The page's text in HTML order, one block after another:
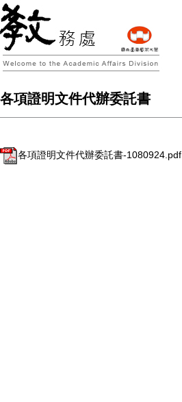
各項證明文件代辦委託書
各項證明文件代辦委託書-1080924.pdf